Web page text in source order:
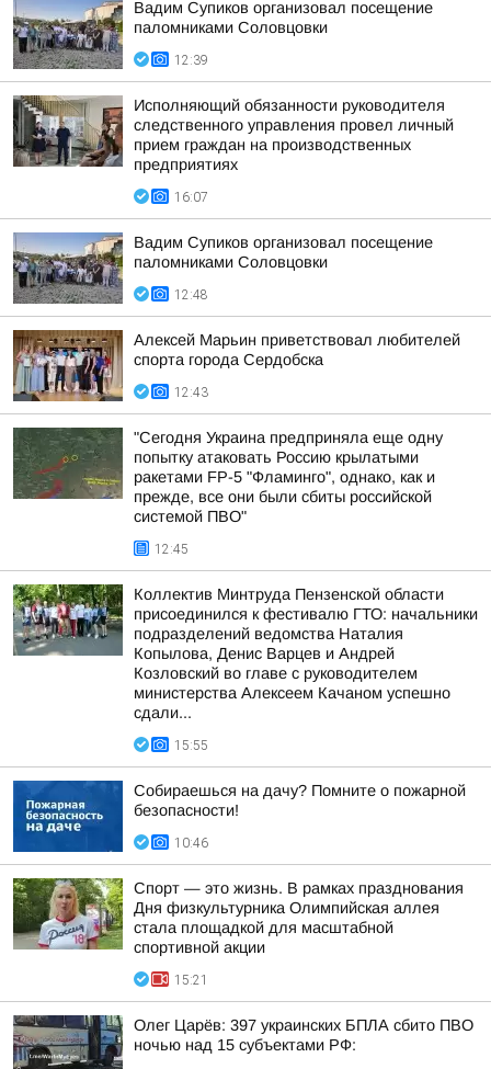
Вадим Супиков организовал посещение
паломниками Соловцовки
12:39
Исполняющий обязанности руководителя
следственного управления провел личный
прием граждан на производственных
предприятиях
16:07
Вадим Супиков организовал посещение
паломниками Соловцовки
12:48
Алексей Марьин приветствовал любителей
спорта города Сердобска
12:43
"Сегодня Украина предприняла еще одну
попытку атаковать Россию крылатыми
ракетами FP-5 "Фламинго", однако, как и
прежде, все они были сбиты российской
системой ПВО"
12:45
Коллектив Минтруда Пензенской области
присоединился к фестивалю ГТО: начальники
подразделений ведомства Наталия
Копылова, Денис Варцев и Андрей
Козловский во главе с руководителем
министерства Алексеем Качаном успешно
сдали...
15:55
Собираешься на дачу? Помните о пожарной
безопасности!
10:46
Спорт — это жизнь. В рамках празднования
Дня физкультурника Олимпийская аллея
стала площадкой для масштабной
спортивной акции
15:21
Олег Царёв: 397 украинских БПЛА сбито ПВО
ночью над 15 субъектами РФ: